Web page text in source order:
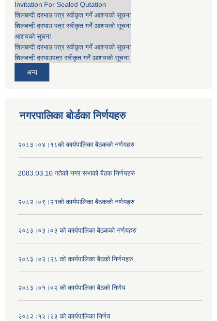
Invitation For Sealed Qutation
शिलबन्दी दरभाउ पत्र स्वीकृत गर्ने आशयको सूचना
शिलबन्दी दरभाउ पत्र स्वीकृत गर्ने आशयको सूचना
आशयको सुचना
शिलबन्दी दरभाउ पत्र स्वीकृत गर्ने आशयको सूचना
शिलबन्दी दरभाउपत्र स्वीकृत गर्ने आशयको सूचना
अन्य
नगरपालिका बोर्डका निर्णयहरु
२०८३।०४।१८को कार्यपालिका बैठकको नर्णयहरु
2083.03.10 गतेको नगर सभाको बैठक निर्णयहरु
२०८२।०९।२१को कार्यपालिका बैठकको नर्णयहरु
२०८३।०३।०३ को कार्यपालिका बैठकको नर्णयहरु
२०८३।०२।२८ को कार्यपालिका बैठको निर्णयहरु
२०८३।०१।०२ को कार्यपालिका बैठको निर्णय
२०८२।१२।२३ को कार्यपालिका निर्णय